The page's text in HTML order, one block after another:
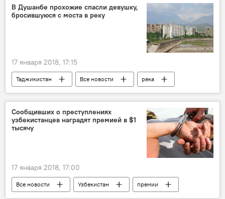
Россия
Госдума РФ
В Душанбе прохожие спасли девушку,
бросившуюся с моста в реку
17 января 2018, 17:15
Таджикистан Все новости
река
прохожие
Новости Душанбе
Сообщивших о преступлениях
узбекистанцев наградят премией в $1
тысячу
17 января 2018, 17:00
Все новости Узбекистан
премии